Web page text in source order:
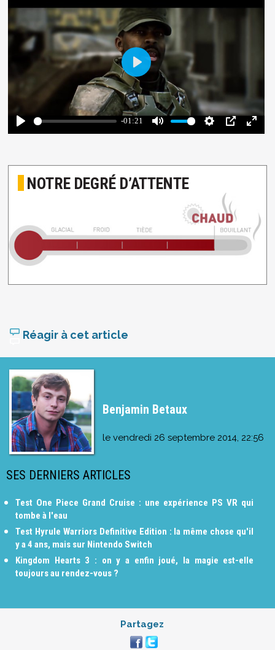
NOTRE DEGRÉ D’ATTENTE
Réagir à cet article
Benjamin Betaux
le vendredi 26 septembre 2014, 22:56
SES DERNIERS ARTICLES
Test One Piece Grand Cruise : une expérience PS VR qui
tombe à l'eau
Test Hyrule Warriors Definitive Edition : la même chose qu'il
y a 4 ans, mais sur Nintendo Switch
Kingdom Hearts 3 : on y a enfin joué, la magie est-elle
toujours au rendez-vous ?
Partagez